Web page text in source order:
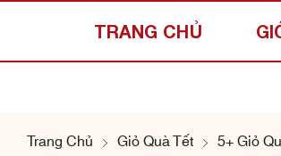
TRANG CHỦ
Trang Chủ Giỏ Quà Tết 5+ Giỏ